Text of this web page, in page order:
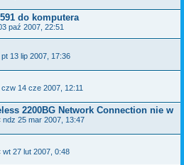
do komputera
paź 2007, 22:51
pt 13 lip 2007, 17:36
czw 14 cze 2007, 12:11
2200BG Network Connection nie w
ndz 25 mar 2007, 13:47
wt 27 lut 2007, 0:48